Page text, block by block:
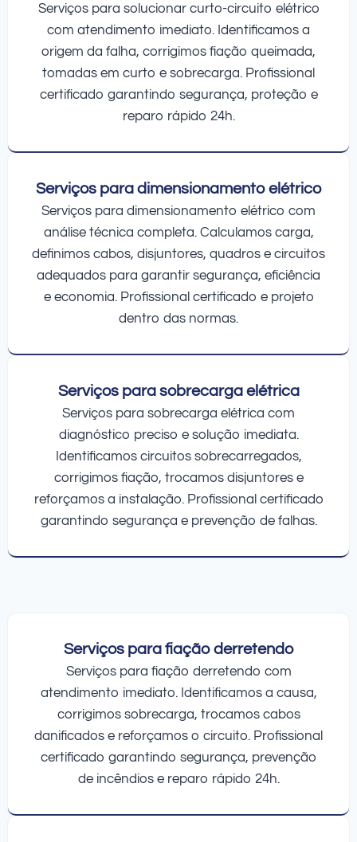
Serviços para solucionar curto-circuito elétrico
com atendimento imediato. Identificamos a
origem da falha, corrigimos fiação queimada,
tomadas em curto e sobrecarga. Profissional
certificado garantindo segurança, proteção e
reparo rápido 24h.
Serviços para dimensionamento elétrico
Serviços para dimensionamento elétrico com
análise técnica completa. Calculamos carga,
definimos cabos, disjuntores, quadros e circuitos
adequados para garantir segurança, eficiência
e economia. Profissional certificado e projeto
dentro das normas.
Serviços para sobrecarga elétrica
Serviços para sobrecarga elétrica com
diagnóstico preciso e solução imediata.
Identificamos circuitos sobrecarregados,
corrigimos fiação, trocamos disjuntores e
reforçamos a instalação. Profissional certificado
garantindo segurança e prevenção de falhas.
Serviços para fiação derretendo
Serviços para fiação derretendo com
atendimento imediato. Identificamos a causa,
corrigimos sobrecarga, trocamos cabos
danificados e reforçamos o circuito. Profissional
certificado garantindo segurança, prevenção
de incêndios e reparo rápido 24h.